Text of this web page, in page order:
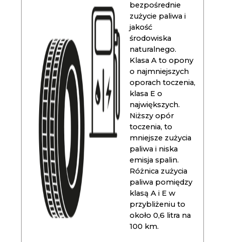
bezpośrednie
zużycie paliwa i
jakość
środowiska
naturalnego.
Klasa A to opony
o najmniejszych
oporach toczenia,
klasa E o
największych.
Niższy opór
toczenia, to
mniejsze zużycia
paliwa i niska
emisja spalin.
Różnica zużycia
paliwa pomiędzy
klasą A i E w
przybliżeniu to
około 0,6 litra na
100 km.